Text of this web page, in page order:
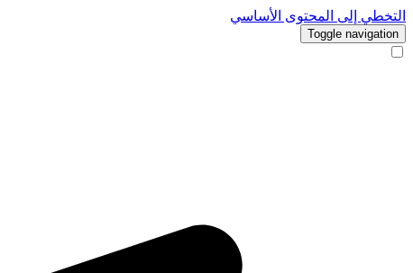
التخطي إلى المحتوى الأساسي
Toggle navigation